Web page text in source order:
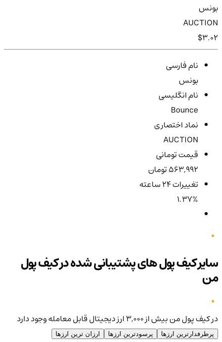
بونس
AUCTION
$3.02
نام فارسی
بونس
نام انگلیسی
Bounce
نماد اختصاری
AUCTION
قیمت تومانی
563,992 تومان
تغییرات ۲۴ ساعته
1.37%
سایر کیف پول های پشتیبانی شده در کیف پول
من
در کیف پول من بیش از ۳,۰۰۰ ارز دیجیتال قابل معامله وجود دارد
پرطرفدارترین ارزها پرسودترین ارزها
ارزان ترین ارزها